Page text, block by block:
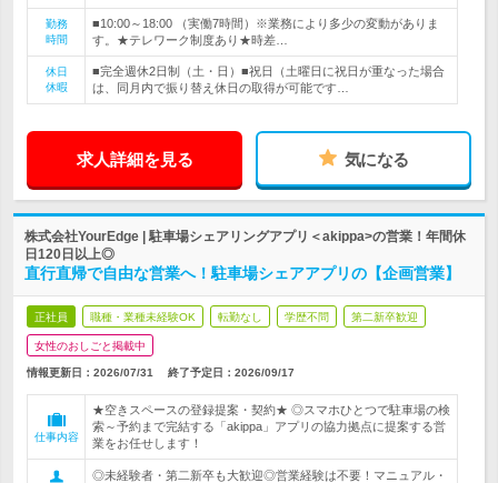
勤務
時間
■10:00～18:00 （実働7時間）※業務により多少の変動がありま
す。★テレワーク制度あり★時差…
休日
休暇
■完全週休2日制（土・日）■祝日（土曜日に祝日が重なった場合
は、同月内で振り替え休日の取得が可能です…
求人詳細を見る 気になる
株式会社YourEdge | 駐車場シェアリングアプリ＜akippa>の営業！年間休
日120日以上◎
直行直帰で自由な営業へ！駐車場シェアアプリの【企画営業】
正社員 職種・業種未経験OK 転勤なし 学歴不問 第二新卒歓迎
女性のおしごと掲載中
情報更新日：2026/07/31 終了予定日： 2026/09/17
仕事内容
★空きスペースの登録提案・契約★ ◎スマホひとつで駐車場の検
索～予約まで完結する「akippa」アプリの協力拠点に提案する営
業をお任せします！
◎未経験者・第二新卒も大歓迎◎営業経験は不要！マニュアル・